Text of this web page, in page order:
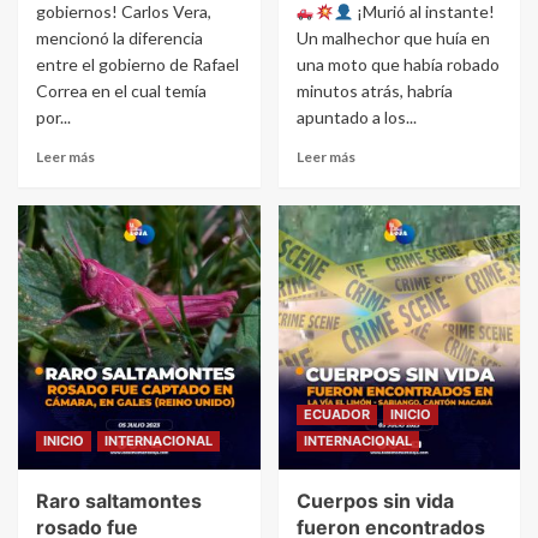
gobiernos! Carlos Vera,
mencionó la diferencia
entre el gobierno de Rafael
Correa en el cual temía
por...
Leer más
¡Murió al instante!
Un malhechor que huía en
una moto que había robado
minutos atrás, habría
apuntado a los...
Leer más
INICIO INTERNACIONAL
Raro saltamontes
rosado fue
ECUADOR
INICIO
INTERNACIONAL
Cuerpos sin vida
fueron encontrados